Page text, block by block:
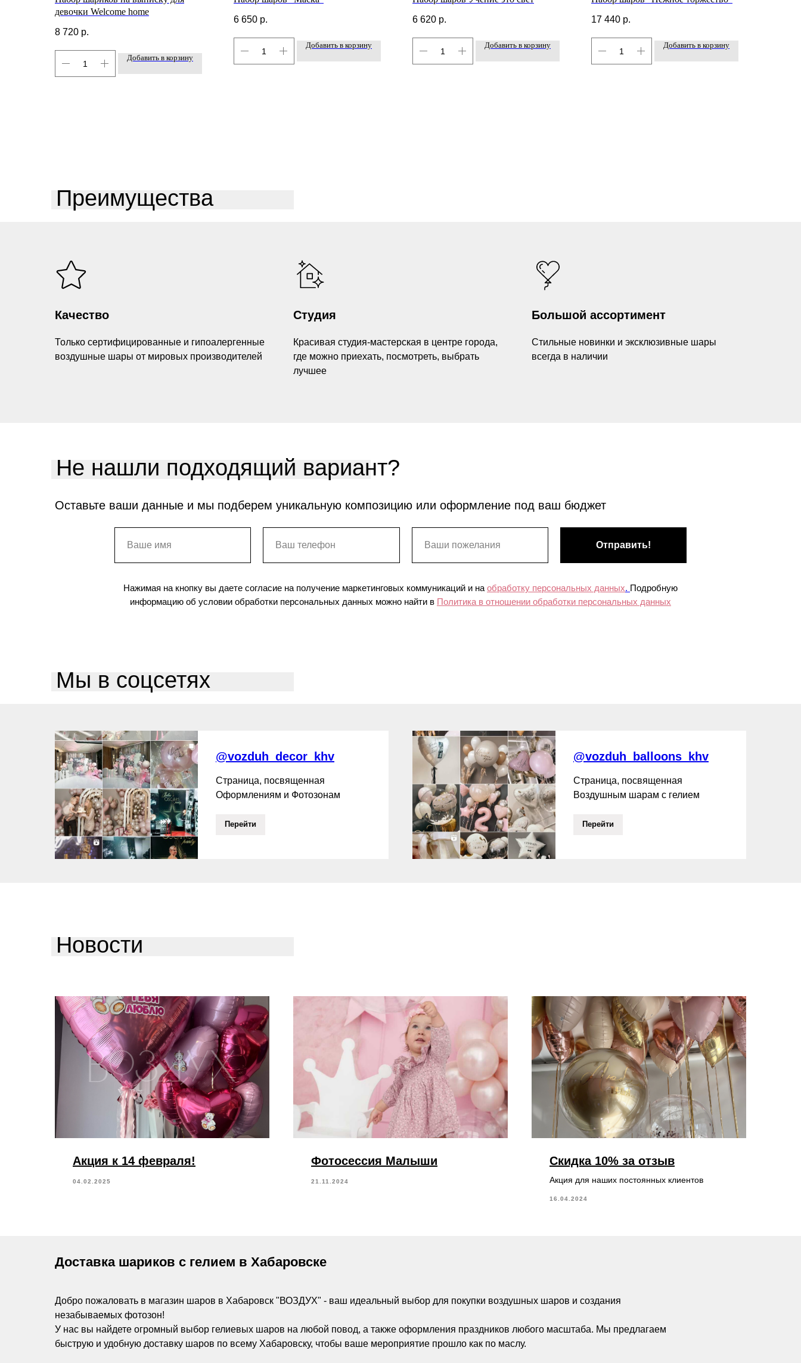
девочки Welcome home
8 720 р.
Добавить в корзину
6 650 р.
Добавить в корзину
6 620 р.
Добавить в корзину
17 440 р.
Добавить в корзину
Преимущества
Качество
Только сертифицированные и гипоалергенные
воздушные шары от мировых производителей
Студия
Красивая студия-мастерская в центре города,
где можно приехать, посмотреть, выбрать
лучшее
Большой ассортимент
Стильные новинки и эксклюзивные шары
всегда в наличии
Не нашли подходящий вариант?
Оставьте ваши данные и мы подберем уникальную композицию или оформление под ваш бюджет
Отправить!
Нажимая на кнопку вы даете согласие на получение маркетинговых коммуникаций и на обработку персональных данных. Подробную
информацию об условии обработки персональных данных можно найти в Политика в отношении обработки персональных данных
Мы в соцсетях
@vozduh_decor_khv
Страница, посвященная
Оформлениям и Фотозонам
Перейти
@vozduh_balloons_khv
Страница, посвященная
Воздушным шарам с гелием
Перейти
Новости
Акция к 14 февраля!
04.02.2025
Фотосессия Малыши
21.11.2024
Скидка 10% за отзыв
Акция для наших постоянных клиентов
16.04.2024
Доставка шариков с гелием в Хабаровске
Добро пожаловать в магазин шаров в Хабаровск "ВОЗДУХ" - ваш идеальный выбор для покупки воздушных шаров и создания
незабываемых фотозон!
У нас вы найдете огромный выбор гелиевых шаров на любой повод, а также оформления праздников любого масштаба. Мы предлагаем
быструю и удобную доставку шаров по всему Хабаровску, чтобы ваше мероприятие прошло как по маслу.